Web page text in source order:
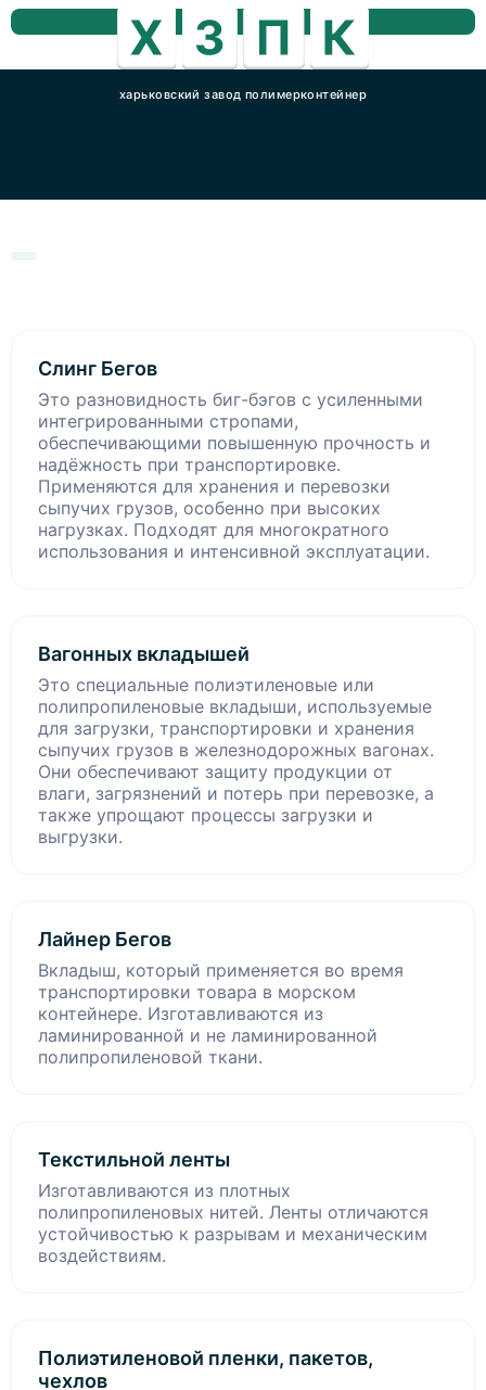
харьковский завод полимерконтейнер
Слинг Бегов
Это разновидность биг-бэгов с усиленными
интегрированными стропами,
обеспечивающими повышенную прочность и
надёжность при транспортировке.
Применяются для хранения и перевозки
сыпучих грузов, особенно при высоких
нагрузках. Подходят для многократного
использования и интенсивной эксплуатации.
Вагонных вкладышей
Это специальные полиэтиленовые или
полипропиленовые вкладыши, используемые
для загрузки, транспортировки и хранения
сыпучих грузов в железнодорожных вагонах.
Они обеспечивают защиту продукции от
влаги, загрязнений и потерь при перевозке, а
также упрощают процессы загрузки и
выгрузки.
Лайнер Бегов
Вкладыш, который применяется во время
транспортировки товара в морском
контейнере. Изготавливаются из
ламинированной и не ламинированной
полипропиленовой ткани.
Текстильной ленты
Изготавливаются из плотных
полипропиленовых нитей. Ленты отличаются
устойчивостью к разрывам и механическим
воздействиям.
Полиэтиленовой пленки, пакетов,
чехлов